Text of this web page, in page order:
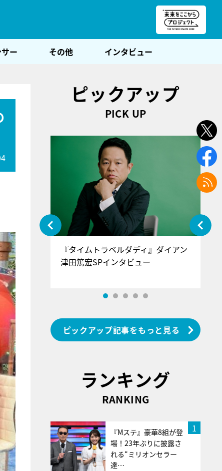
ー その他 インタビュー
ピックアップ
PICK UP
＝LOV
インタ
『タイムトラベルダディ』ダイアン
津田篤宏SPインタビュー
ピックアップ記事をもっと見る
ランキング
RANKING
1
『Mステ』豪華8組が登
場！23年ぶりに披露さ
れる“ミリオンセラー
達…